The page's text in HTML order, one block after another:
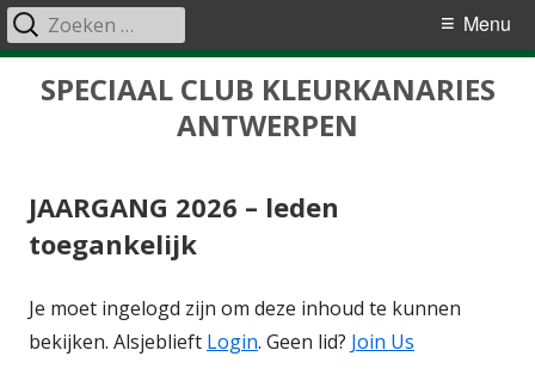
SPECIAAL CLUB KLEURKANARIES
ANTWERPEN
Primair
menu
Menu
Zoeken
naar:
JAARGANG 2026 – leden
toegankelijk
Je moet ingelogd zijn om deze inhoud te kunnen
bekijken. Alsjeblieft Login. Geen lid? Join Us